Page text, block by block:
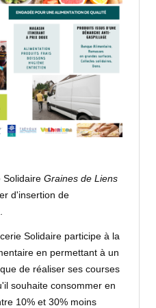
Solidaire Graines de Liens
d'insertion de
Solidaire participe à la
en permettant à un
de réaliser ses courses
souhaite consommer en
10% et 30% moins